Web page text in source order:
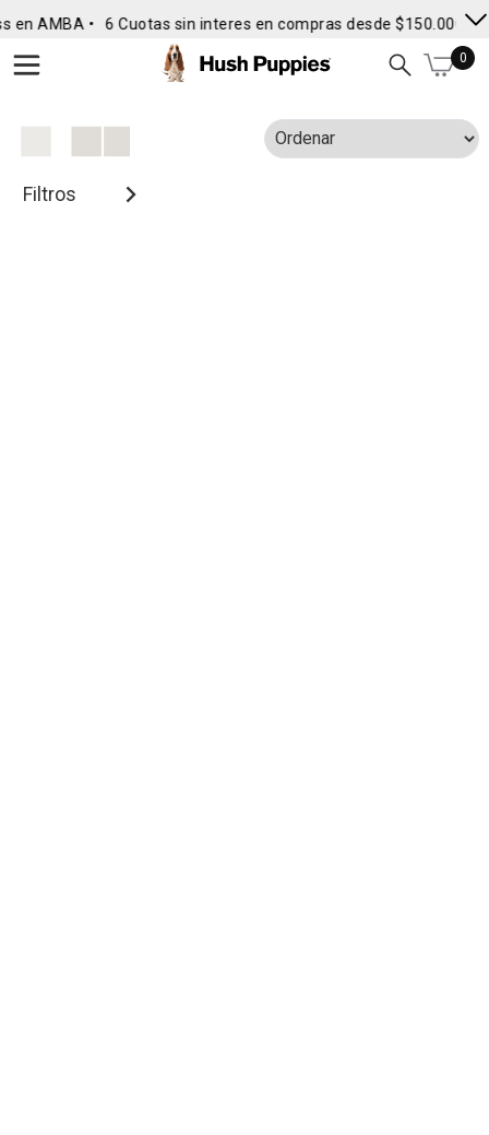
en AMBA • 6 Cuotas sin interes en compras desde $150.000 •
0
Filtros